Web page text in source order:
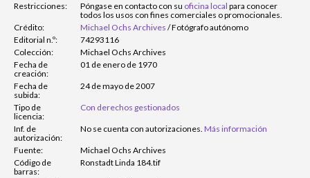
Restricciones: Póngase en contacto con su oficina local para conocer
todos los usos con fines comerciales o promocionales.
Crédito:
Michael Ochs Archives /Fotógrafo autónomo
Editorial n.º:
74293116
Colección:
Michael Ochs Archives
Fecha de
creación:
01 de enero de 1970
Fecha de
subida:
24 de mayo de 2007
Tipo de
licencia:
Con derechos gestionados
Inf. de
autorización:
No se cuenta con autorizaciones. Más información
Fuente:
Michael Ochs Archives
Código de
barras:
Ronstadt Linda 184.tif